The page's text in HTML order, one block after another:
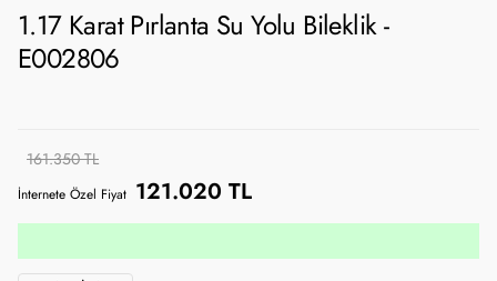
1.17 Karat Pırlanta Su Yolu Bileklik -
E002806
161.350 TL
İnternete Özel Fiyat 121.020 TL